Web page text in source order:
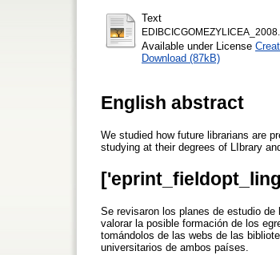
Text
Available under License
Download (87kB)
English abstract
We studied how future librarians are
studying at their degrees of LIbrary
Se revisaron los planes de estudio
valorar la posible formación de los
tomándolos de las webs de las
universitarios de ambos países.